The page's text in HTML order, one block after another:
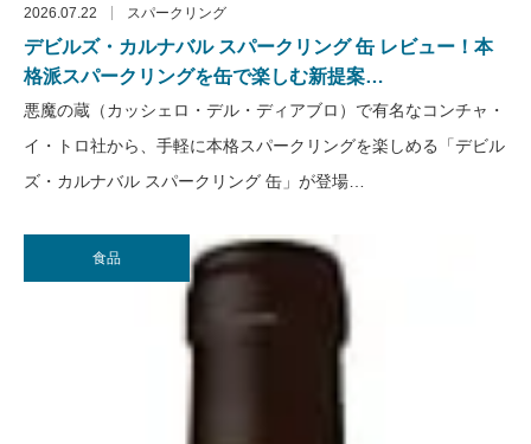
2026.07.22 スパークリング
デビルズ・カルナバル スパークリング 缶 レビュー！本
格派スパークリングを缶で楽しむ新提案…
悪魔の蔵（カッシェロ・デル・ディアブロ）で有名なコンチャ・
イ・トロ社から、手軽に本格スパークリングを楽しめる「デビル
ズ・カルナバル スパークリング 缶」が登場…
食品